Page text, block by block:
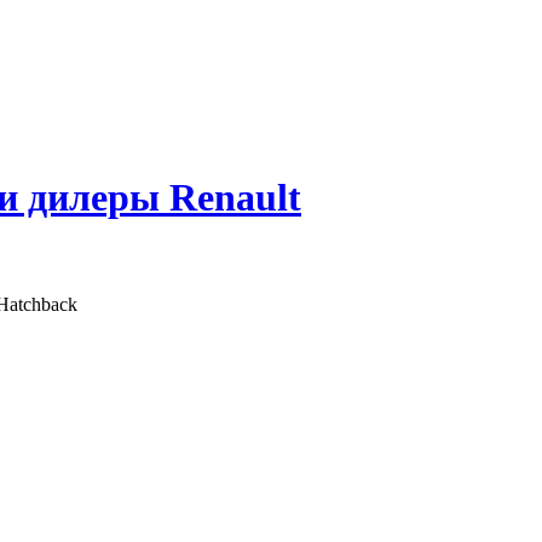
дилеры Renault